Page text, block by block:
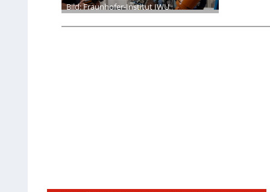
Bild: Fraunhofer-Institut IWU